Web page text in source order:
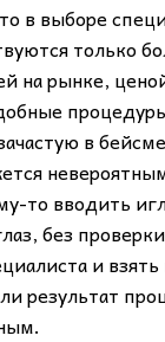
в выборе
только
на рынке,
в
то вводить
без проверки
и
результат